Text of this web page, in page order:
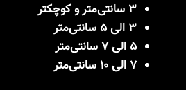
3 سانتی‌متر و کوچکتر
3 الی 5 سانتی‌متر
5 الی 7 سانتی‌متر
7 الی 10 سانتی‌متر